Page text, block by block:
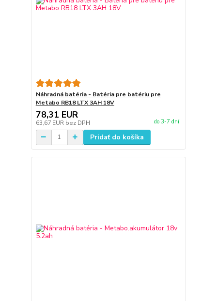
Náhradná batéria - Batéria pre batériu pre
Metabo RB18 LTX 3AH 18V
78,31 EUR
63,67 EUR bez DPH do 3-7 dní
Pridať do košíka